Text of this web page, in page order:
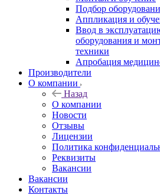
Подбор
Аппликация и
Ввод в
оборудования и
техники
Апробация
Производители
О компании
Назад
О компании
Новости
Отзывы
Лицензии
Политика
Реквизиты
Вакансии
Вакансии
Контакты